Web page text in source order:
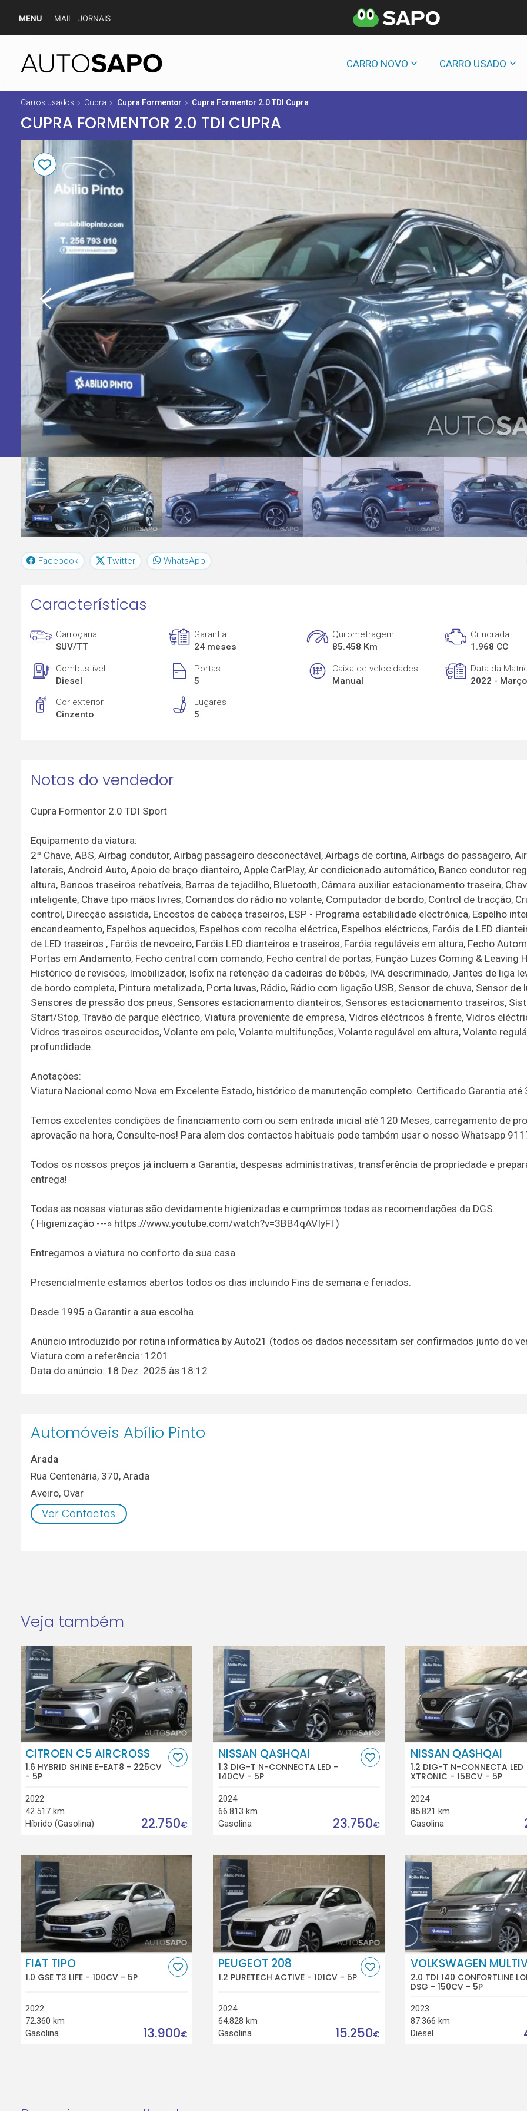
MENU MAIL JORNAIS
CARRO NOVO CARRO USADO
Carros usados Cupra Cupra Formentor Cupra Formentor 2.0 TDI Cupra
CUPRA FORMENTOR 2.0 TDI CUPRA
Facebook Twitter WhatsApp
Características
Carroçaria
SUV/TT
Garantia
24 meses
Quilometragem
85.458 Km
Cilindrada
1.968 CC
Combustível
Diesel
Portas
5
Caixa de velocidades
Manual
Data da
2022 - Março
Cor exterior
Cinzento
Lugares
5
Notas do vendedor
Cupra Formentor 2.0 TDI Sport
Equipamento da viatura:
2ª Chave, ABS, Airbag condutor, Airbag passageiro desconectável, Airbags de cortina, Airbags do passageiro,
laterais, Android Auto, Apoio de braço dianteiro, Apple CarPlay, Ar condicionado automático, Banco condutor
altura, Bancos traseiros rebatíveis, Barras de tejadilho, Bluetooth, Câmara auxiliar estacionamento traseira,
inteligente, Chave tipo mãos livres, Comandos do rádio no volante, Computador de bordo, Control de tracção,
control, Direcção assistida, Encostos de cabeça traseiros, ESP - Programa estabilidade electrónica, Espelho
encandeamento, Espelhos aquecidos, Espelhos com recolha eléctrica, Espelhos eléctricos, Faróis de LED
de LED traseiros , Faróis de nevoeiro, Faróis LED dianteiros e traseiros, Faróis reguláveis em altura, Fecho
Portas em Andamento, Fecho central com comando, Fecho central de portas, Função Luzes Coming & Leaving
Histórico de revisões, Imobilizador, Isofix na retenção da cadeiras de bébés, IVA descriminado, Jantes de liga
de bordo completa, Pintura metalizada, Porta luvas, Rádio, Rádio com ligação USB, Sensor de chuva, Sensor de
Sensores de pressão dos pneus, Sensores estacionamento dianteiros, Sensores estacionamento traseiros,
Start/Stop, Travão de parque eléctrico, Viatura proveniente de empresa, Vidros eléctricos à frente, Vidros
Vidros traseiros escurecidos, Volante em pele, Volante multifunções, Volante regulável em altura, Volante
profundidade.
Anotações:
Viatura Nacional como Nova em Excelente Estado, histórico de manutenção completo. Certificado Garantia até
Temos excelentes condições de financiamento com ou sem entrada inicial até 120 Meses, carregamento de
aprovação na hora, Consulte-nos! Para alem dos contactos habituais pode também usar o nosso Whatsapp
Todos os nossos preços já incluem a Garantia, despesas administrativas, transferência de propriedade e
entrega!
Todas as nossas viaturas são devidamente higienizadas e cumprimos todas as recomendações da DGS.
( Higienização ---» https://www.youtube.com/watch?v=3BB4qAVIyFI )
Entregamos a viatura no conforto da sua casa.
Presencialmente estamos abertos todos os dias incluindo Fins de semana e feriados.
Desde 1995 a Garantir a sua escolha.
Anúncio introduzido por rotina informática by Auto21 (todos os dados necessitam ser confirmados junto do
Viatura com a referência: 1201
Data do anúncio: 18 Dez. 2025 às 18:12
Automóveis Abílio Pinto
Arada
Rua Centenária, 370, Arada
Aveiro, Ovar
Ver Contactos
Veja também
CITROEN C5 AIRCROSS
1.6 HYBRID SHINE E-EAT8 - 225CV
- 5P
2022
42.517 km
Híbrido (Gasolina)
22.750€
NISSAN QASHQAI
1.3 DIG-T N-CONNECTA LED -
140CV - 5P
2024
66.813 km
Gasolina
23.750€
NISSAN QASHQAI
1.2 DIG-T N-CONNECTA LED
XTRONIC - 158CV - 5P
2024
85.821 km
Gasolina
FIAT TIPO
1.0 GSE T3 LIFE - 100CV - 5P
2022
72.360 km
Gasolina
13.900€
PEUGEOT 208
1.2 PURETECH ACTIVE - 101CV - 5P
2024
64.828 km
Gasolina
15.250€
VOLKSWAGEN
2.0 TDI 140 CONFORTLINE
DSG - 150CV - 5P
2023
87.366 km
Diesel